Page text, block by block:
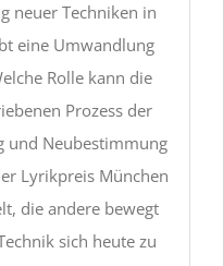
neuer Techniken in
eine Umwandlung
Rolle kann die
Prozess der
und Neubestimmung
Lyrikpreis München
die andere bewegt
sich heute zu